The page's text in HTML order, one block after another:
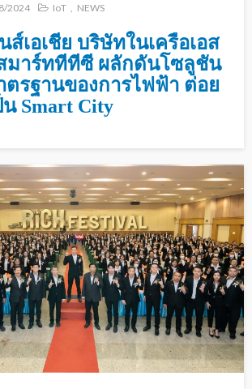
2024 IoT NEWS
ส์เอเชีย บริษัทในเครือเอส
มาร์ททีทีซี ผลักดันโซลูชัน
ตรฐานของการไฟฟ้า ต่อย
น Smart City